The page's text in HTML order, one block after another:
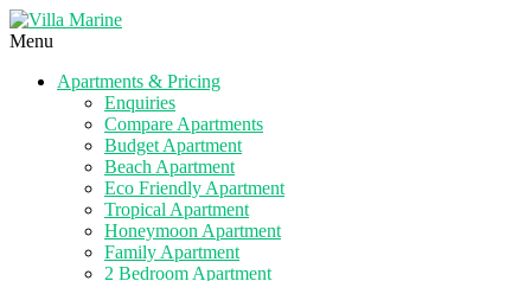
Menu
Apartments & Pricing
Enquiries
Compare Apartments
Budget Apartment
Beach Apartment
Eco Friendly Apartment
Tropical Apartment
Honeymoon Apartment
Family Apartment
2 Bedroom Apartment